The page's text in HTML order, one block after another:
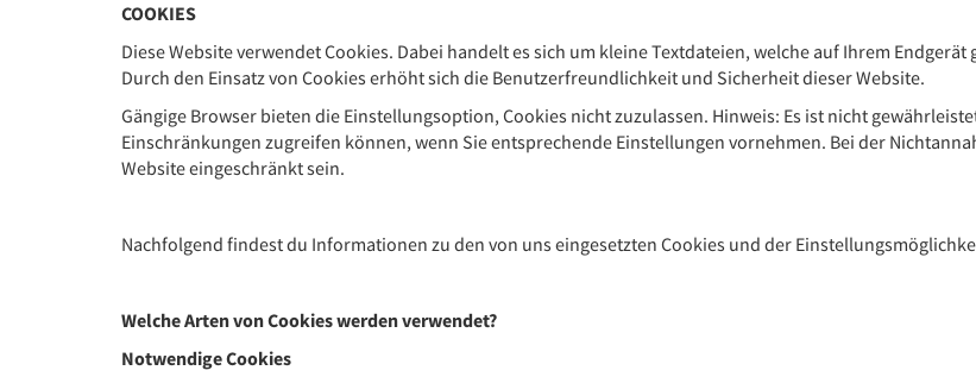
Ihr Kubes Musikverlag
(Gegründet 1991)
COOKIES
Diese Website verwendet Cookies. Dabei handelt es sich um kleine Textdateien, welche auf Ihrem
Durch den Einsatz von Cookies erhöht sich die Benutzerfreundlichkeit und Sicherheit dieser Website.
Gängige Browser bieten die Einstellungsoption, Cookies nicht zuzulassen. Hinweis: Es ist nicht
Einschränkungen zugreifen können, wenn Sie entsprechende Einstellungen vornehmen. Bei der
Website eingeschränkt sein.
Nachfolgend findest du Informationen zu den von uns eingesetzten Cookies und der
Welche Arten von Cookies werden verwendet?
Notwendige Cookies